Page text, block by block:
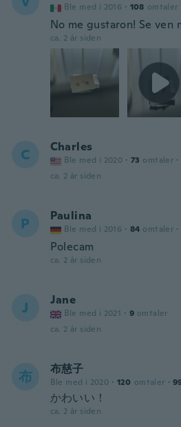
Ble med i 2016 · 108 omtaler
No me gustaron! Se ven
ca. 2 år siden
C Charles
Ble med i 2020 · 73 omtaler ·
ca. 2 år siden
P Paulina
Ble med i 2016 · 84 omtaler ·
Polecam
ca. 2 år siden
J Jane
Ble med i 2021 · 9 omtaler
ca. 2 år siden
布 布慈子
Ble med i 2020 · 120 omtaler ·
かわいい！
ca. 2 år siden